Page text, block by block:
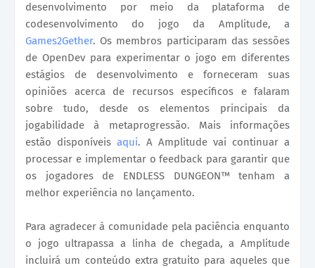
desenvolvimento por meio da plataforma de
codesenvolvimento do jogo da Amplitude, a
Games2Gether. Os membros participaram das sessões
de OpenDev para experimentar o jogo em diferentes
estágios de desenvolvimento e forneceram suas
opiniões acerca de recursos específicos e falaram
sobre tudo, desde os elementos principais da
jogabilidade à metaprogressão. Mais informações
estão disponíveis aqui. A Amplitude vai continuar a
processar e implementar o feedback para garantir que
os jogadores de ENDLESS DUNGEON™ tenham a
melhor experiência no lançamento.
Para agradecer à comunidade pela paciência enquanto
o jogo ultrapassa a linha de chegada, a Amplitude
incluirá um conteúdo extra gratuito para aqueles que